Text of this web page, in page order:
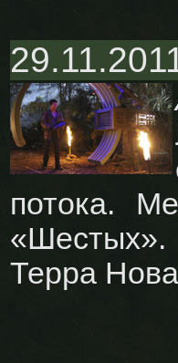
потока.
Терра Нова